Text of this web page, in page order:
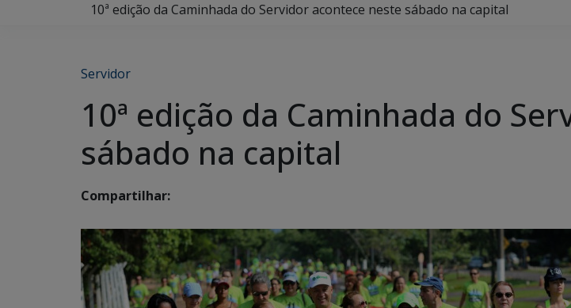
10ª edição da Caminhada do Servidor acontece neste sábado na capital
Servidor
10ª edição da Caminhada do
sábado na capital
Compartilhar: